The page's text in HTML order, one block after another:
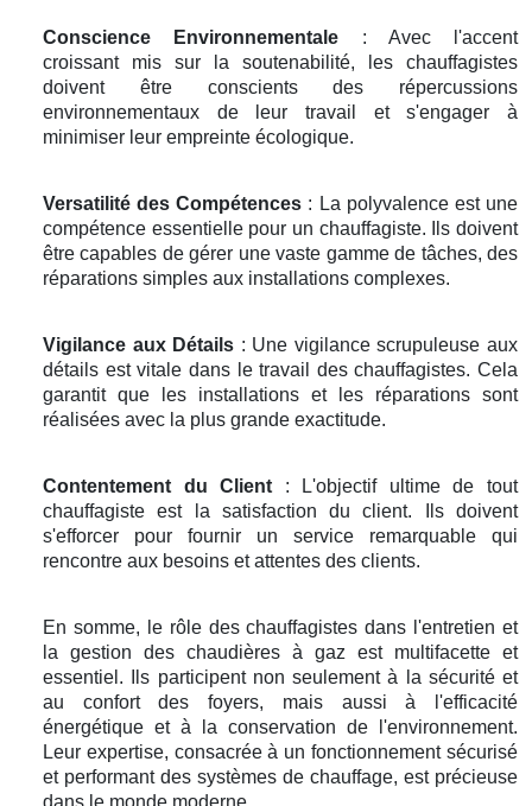
Conscience Environnementale : Avec l'accent
croissant mis sur la soutenabilité, les chauffagistes
doivent être conscients des répercussions
environnementaux de leur travail et s'engager à
minimiser leur empreinte écologique.
Versatilité des Compétences : La polyvalence est une
compétence essentielle pour un chauffagiste. Ils doivent
être capables de gérer une vaste gamme de tâches, des
réparations simples aux installations complexes.
Vigilance aux Détails : Une vigilance scrupuleuse aux
détails est vitale dans le travail des chauffagistes. Cela
garantit que les installations et les réparations sont
réalisées avec la plus grande exactitude.
Contentement du Client: L'objectif ultime de tout
chauffagiste est la satisfaction du client. Ils doivent
s'efforcer pour fournir un service remarquable qui
rencontre aux besoins et attentes des clients.
En somme, le rôle des chauffagistes dans l'entretien et
la gestion des chaudières à gaz est multifacette et
essentiel. Ils participent non seulement à la sécurité et
au confort des foyers, mais aussi à l'efficacité
énergétique et à la conservation de l'environnement.
Leur expertise, consacrée à un fonctionnement sécurisé
et performant des systèmes de chauffage, est précieuse